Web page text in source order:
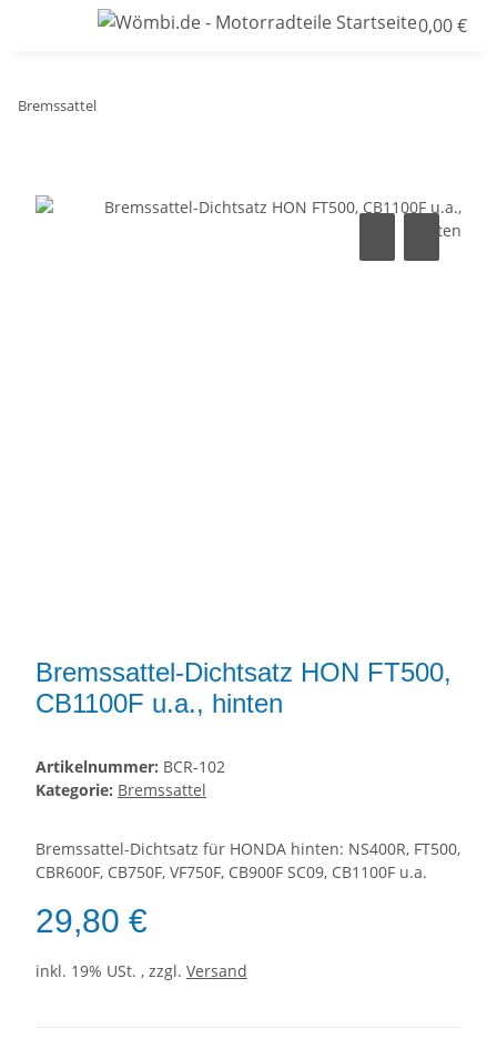
0,00 €
Bremssattel
Bremssattel-Dichtsatz HON FT500,
CB1100F u.a., hinten
Artikelnummer: BCR-102
Kategorie: Bremssattel
Bremssattel-Dichtsatz für HONDA hinten: NS400R, FT500,
CBR600F, CB750F, VF750F, CB900F SC09, CB1100F u.a.
29,80 €
inkl. 19% USt. , zzgl. Versand